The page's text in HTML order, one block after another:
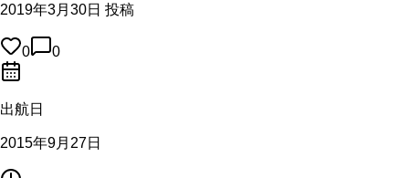
2019年3月30日 投稿
0 0
出航日
2015年9月27日